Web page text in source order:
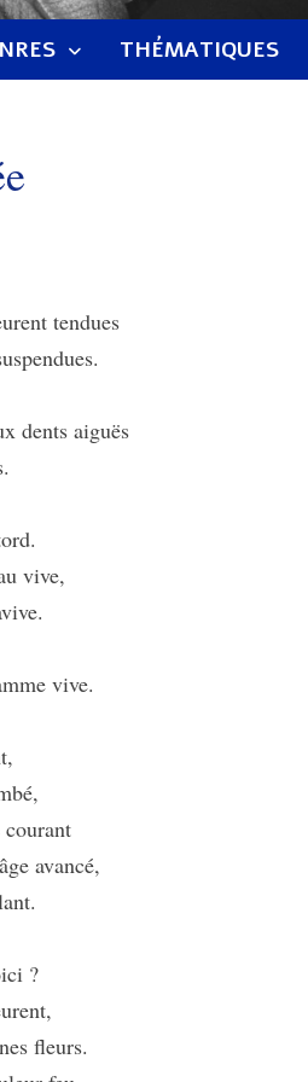
THÉMATIQUES
tendues
dents aiguës
vive,
vive.
avancé,
?
fleurs.